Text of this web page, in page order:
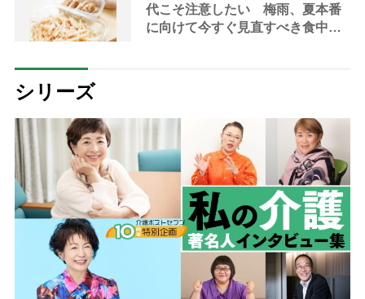
代こそ注意したい 梅雨、夏本番
に向けて今すぐ見直すべき食中毒
シリーズ